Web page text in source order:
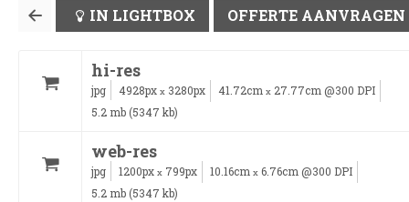
IN LIGHTBOX OFFERTE AANVRAGEN
hi-res
jpg 4928px x 3280px 41.72cm x 27.77cm @300 DPI
5.2 mb (5347 kb)
web-res
jpg 1200px x 799px 10.16cm x 6.76cm @300 DPI
5.2 mb (5347 kb)